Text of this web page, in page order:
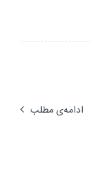
ادامه‌ی مطلب